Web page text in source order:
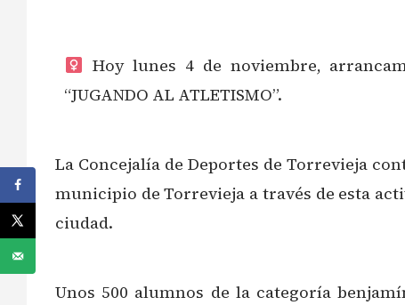
Hoy lunes 4 de noviembre,
“JUGANDO AL ATLETISMO”.‍
La Concejalía de Deportes de Torrevieja
municipio de Torrevieja a través de esta
ciudad.
‍Unos 500 alumnos de la categoría